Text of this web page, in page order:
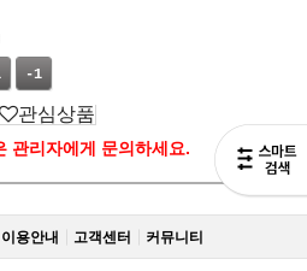
-1
관심상품
관리자에게 문의하세요.
이용안내 고객센터 커뮤니티